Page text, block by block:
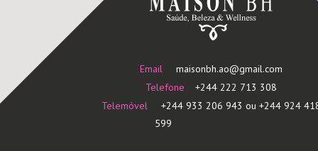
Email
maisonbh.ao@gmail.com
Telefone
+244 222 713 308
Telemóvel
+244 933 206 943 ou +244 924
599